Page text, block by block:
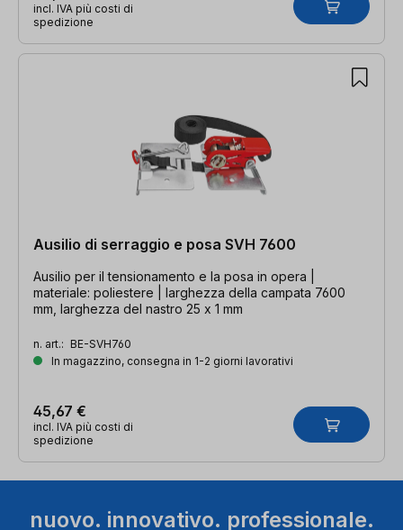
incl. IVA più costi di
spedizione
Ausilio di serraggio e posa SVH 7600
Ausilio per il tensionamento e la posa in opera |
materiale: poliestere | larghezza della campata 7600
mm, larghezza del nastro 25 x 1 mm
n. art.: BE-SVH760
In magazzino, consegna in 1-2 giorni lavorativi
45,67 €
incl. IVA più costi di
spedizione
nuovo. innovativo. professionale.